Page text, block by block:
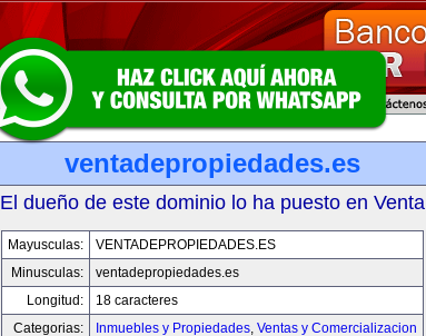
ventadepropiedades.es
El dueño de este dominio lo ha puesto en Venta
Mayusculas:
VENTADEPROPIEDADES.ES
Minusculas:
ventadepropiedades.es
Longitud:
18 caracteres
Categorias:
Inmuebles y Propiedades, Ventas y Comercializacion